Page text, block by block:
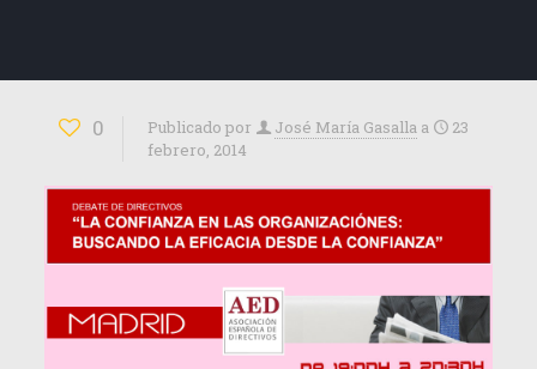
0 Publicado por José María Gasalla a
23
febrero, 2014